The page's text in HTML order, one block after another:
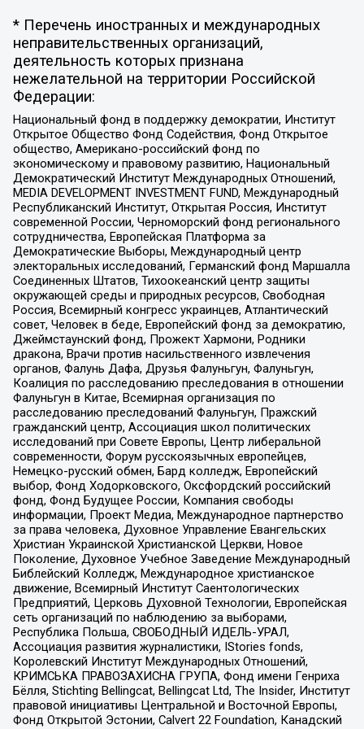
* Перечень иностранных и международных
неправительственных организаций,
деятельность которых признана
нежелательной на территории Российской
Федерации:
Национальный фонд в поддержку демократии, Институт
Открытое Общество Фонд Содействия, Фонд Открытое
общество, Американо-российский фонд по
экономическому и правовому развитию, Национальный
Демократический Институт Международных Отношений,
MEDIA DEVELOPMENT INVESTMENT FUND, Международный
Республиканский Институт, Открытая Россия, Институт
современной России, Черноморский фонд регионального
сотрудничества, Европейская Платформа за
Демократические Выборы, Международный центр
электоральных исследований, Германский фонд Маршалла
Соединенных Штатов, Тихоокеанский центр защиты
окружающей среды и природных ресурсов, Свободная
Россия, Всемирный конгресс украинцев, Атлантический
совет, Человек в беде, Европейский фонд за демократию,
Джеймстаунский фонд, Прожект Хармони, Родники
дракона, Врачи против насильственного извлечения
органов, Фалунь Дафа, Друзья Фалуньгун, Фалуньгун,
Коалиция по расследованию преследования в отношении
Фалуньгун в Китае, Всемирная организация по
расследованию преследований Фалуньгун, Пражский
гражданский центр, Ассоциация школ политических
исследований при Совете Европы, Центр либеральной
современности, Форум русскоязычных европейцев,
Немецко-русский обмен, Бард колледж, Европейский
выбор, Фонд Ходорковского, Оксфордский российский
фонд, Фонд Будущее России, Компания свободы
информации, Проект Медиа, Международное партнерство
за права человека, Духовное Управление Евангельских
Христиан Украинской Христианской Церкви, Новое
Поколение, Духовное Учебное Заведение Международный
Библейский Колледж, Международное христианское
движение, Всемирный Институт Саентологических
Предприятий, Церковь Духовной Технологии, Европейская
сеть организаций по наблюдению за выборами,
Республика Польша, СВОБОДНЫЙ ИДЕЛЬ-УРАЛ,
Ассоциация развития журналистики, IStories fonds,
Королевский Институт Международных Отношений,
КРИМСЬКА ПРАВОЗАХИСНА ГРУПА, Фонд имени Генриха
Бёлля, Stichting Bellingcat, Bellingcat Ltd, The Insider, Институт
правовой инициативы Центральной и Восточной Европы,
Фонд Открытой Эстонии, Calvert 22 Foundation, Канадский